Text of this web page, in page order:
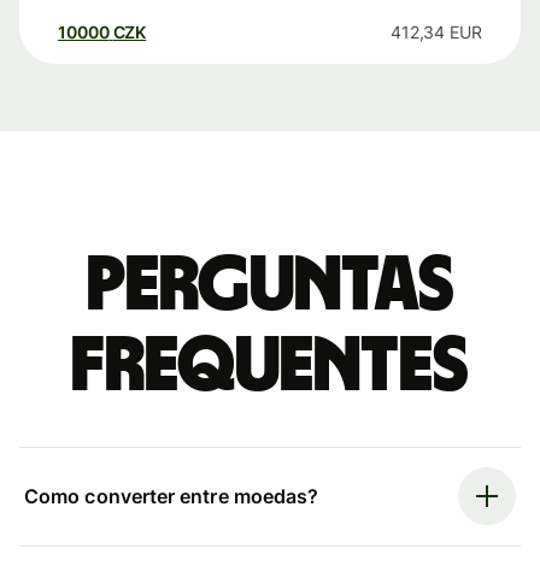
10000 CZK 412,34 EUR
Perguntas
frequentes
Como converter entre moedas?